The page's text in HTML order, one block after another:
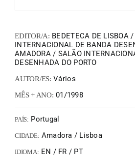
EDITOR/A: BEDETECA DE LISBOA
INTERNACIONAL DE BANDA
AMADORA / SALÃO
DESENHADA DO PORTO
AUTOR/ES: Vários
MÊS + ANO: 01/1998
PAÍS: Portugal
CIDADE: Amadora / Lisboa
IDIOMA: EN / FR / PT